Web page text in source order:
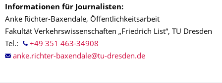
Informationen für Journalisten:
Anke Richter-Baxendale, Öffentlichkeitsarbeit
Fakultät Verkehrswissenschaften „Friedrich List“, TU Dresden
Tel.:
+49 351 463-34908